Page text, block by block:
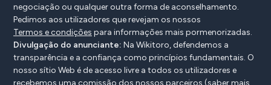
negociação ou qualquer outra forma de aconselhamento.
Pedimos aos utilizadores que revejam os nossos
Termos e condições para informações mais pormenorizadas.
Divulgação do anunciante: Na Wikitoro, defendemos a
transparência e a confiança como princípios fundamentais. O
nosso sítio Web é de acesso livre a todos os utilizadores e
recebemos uma comissão dos nossos parceiros (saber mais